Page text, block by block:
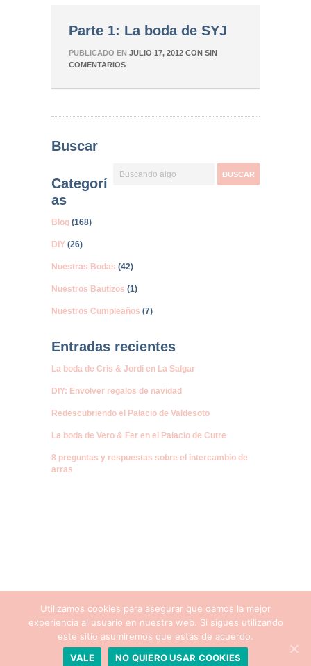
Parte 1: La boda de SYJ
PUBLICADO EN JULIO 17, 2012 CON SIN
COMENTARIOS
Buscar
Categorí
as
Blog (168)
DIY (26)
Nuestras Bodas (42)
Nuestros Bautizos (1)
Nuestros Cumpleaños (7)
Entradas recientes
La boda de Cris & Jordi en La Salgar
DIY: Envolver regalos de navidad
Redescubriendo el Palacio de Valdesoto
La boda de Vero & Fer en el Palacio de Cutre
8 preguntas y respuestas sobre el intercambio de
arras
Utilizamos cookies para asegurar que damos la mejor
experiencia al usuario en nuestra web. Si sigues utilizando
este sitio asumiremos que estás de acuerdo.
VALE
NO QUIERO USAR COOKIES